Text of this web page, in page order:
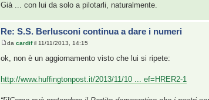
Già ... con lui da solo a pilotarli, naturalmente.
Re: S.S. Berlusconi continua a dare i numeri
da cardifil 11/11/2013, 14:15
ok, non è un aggiornamento visto che lui si ripete:
http://www.huffingtonpost.it/2013/11/10 ... ef=HRER2-1